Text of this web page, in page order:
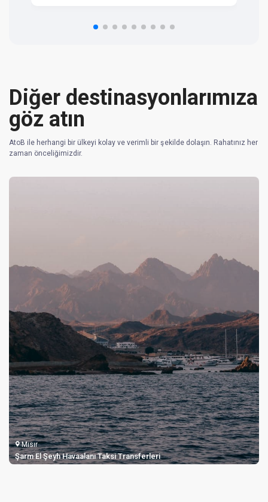
Diğer destinasyonlarımıza
göz atın
AtoB ile herhangi bir ülkeyi kolay ve verimli bir şekilde dolaşın. Rahatınız her
zaman önceliğimizdir.
Mısır
Şarm El Şeyh Havaalanı Taksi Transferleri